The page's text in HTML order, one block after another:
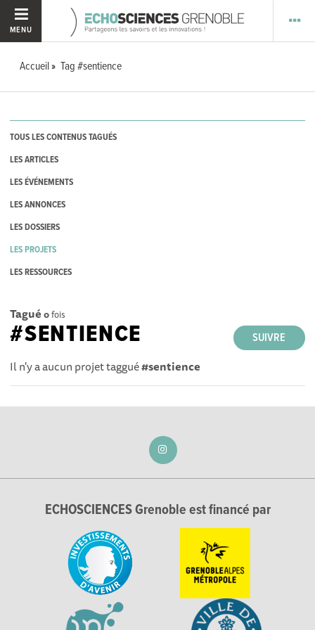
MENU
Accueil Tag #sentience
TOUS LES CONTENUS TAGUÉS
LES ARTICLES
LES ÉVÉNEMENTS
LES ANNONCES
LES DOSSIERS
LES PROJETS
LES RESSOURCES
Tagué 0fois
SUIVRE
#SENTIENCE
Il n'y a aucun projet taggué#sentience
ECHOSCIENCES Grenoble est financé par